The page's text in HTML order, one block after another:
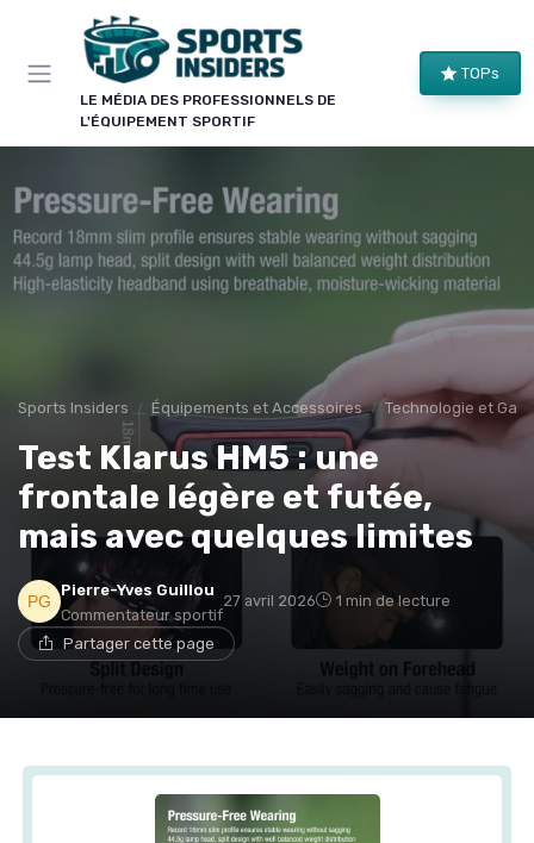
LE MÉDIA DES PROFESSIONNELS DE
L'ÉQUIPEMENT SPORTIF
TOPs
Sports Insiders Équipements et Accessoires Technologie et
Test Klarus HM5 : une
frontale légère et futée,
mais avec quelques limites
Pierre-Yves Guillou
Commentateur sportif
27 avril 2026 1 min de lecture
Partager cette page
Panneau de gestion des cookies